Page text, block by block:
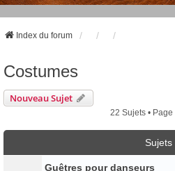
Index du forum
Costumes
Nouveau Sujet
22 Sujets • Page
Sujets
Guêtres pour danseurs